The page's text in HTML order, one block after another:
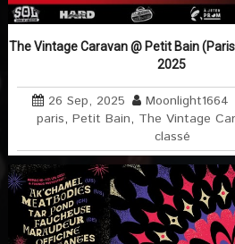
The Vintage Caravan @ Petit Bain
2025
26 Sep, 2025 Moonlight1664
paris, Petit Bain, The Vintage
classé